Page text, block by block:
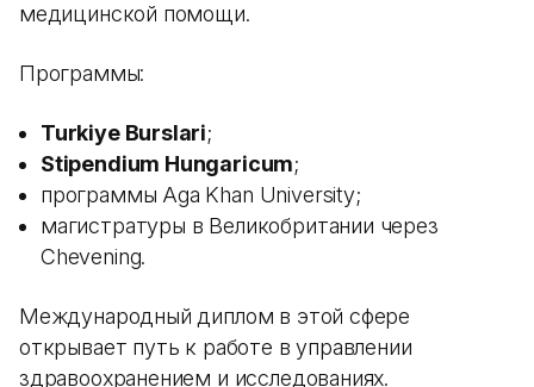
медицинской помощи.
Программы:
Turkiye Burslari;
Stipendium Hungaricum;
программы Aga Khan University;
магистратуры в Великобритании через
Chevening.
Международный диплом в этой сфере
открывает путь к работе в управлении
здравоохранением и исследованиях.